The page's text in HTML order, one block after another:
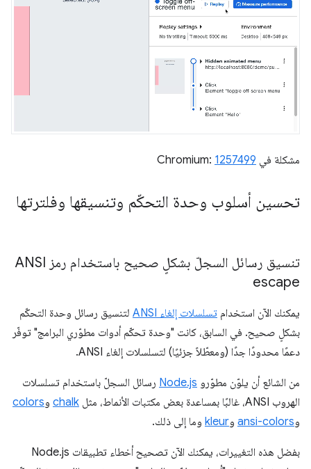
مشكلة في Chromium: 1257499
تحسين أسلوب وحدة التحكّم وتنسيقها وفلترتها
تنسيق رسائل السجلّ بشكلٍ صحيح باستخدام رمز ANSI
escape
يمكنك الآن استخدام تسلسلات إلغاء ANSI
لتنسيق رسائل وحدة التحكّم
بشكلٍ صحيح. في السابق، كانت "وحدة تحكّم أدوات مطوّري البرامج" توفّر
دعمًا محدودًا جدًا (ومعطّلاً جزئيًا) لتسلسلات إلغاء ANSI.
من الشائع أن يلوّن مطوّرو Node.js رسائل السجلّ باستخدام تسلسلات
الهروب ANSI، غالبًا بمساعدة بعض مكتبات الأنماط، مثل
chalk وcolors
وansi-colors وkleur وما إلى ذلك.
بفضل هذه التغييرات، يمكنك الآن تصحيح أخطاء تطبيقات Node.js